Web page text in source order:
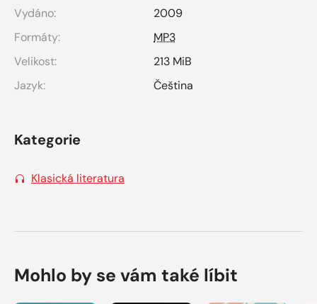
Vydáno:
2009
Formáty:
MP3
Velikost:
213 MiB
Jazyk:
Čeština
Kategorie
Klasická literatura
Mohlo by se vám také líbit